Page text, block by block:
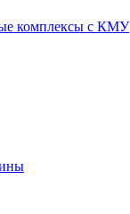
комплексы с КМУ